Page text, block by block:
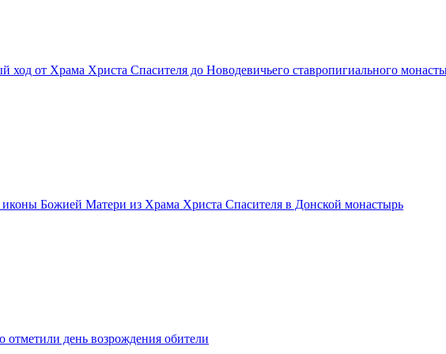
ход от Храма Христа Спасителя до Новодевичьего ставропигиального
иконы Божией Матери из Храма Христа Спасителя в Донской монастырь
день возрождения обители